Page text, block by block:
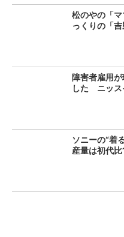
松のやの「
っくりの「
障害者雇用
した ニッス
ソニーの“着
産量は初代